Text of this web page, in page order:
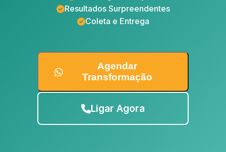
Resultados Surpreendentes
Coleta e Entrega
Agendar
Transformação
Ligar Agora